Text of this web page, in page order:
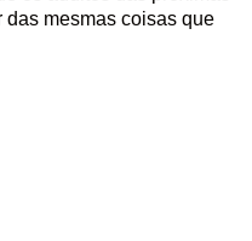
mesmas coisas que